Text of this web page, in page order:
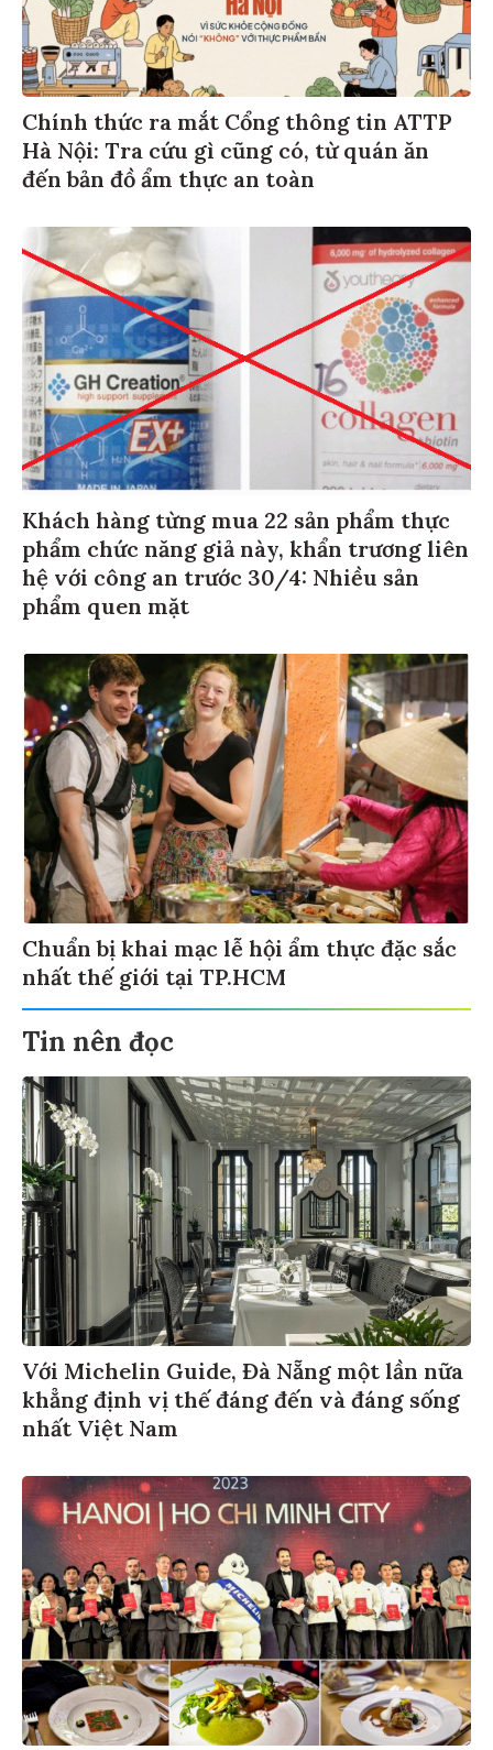
Chính thức ra mắt Cổng thông tin ATTP
Hà Nội: Tra cứu gì cũng có, từ quán ăn
đến bản đồ ẩm thực an toàn
Khách hàng từng mua 22 sản phẩm thực
phẩm chức năng giả này, khẩn trương liên
hệ với công an trước 30/4: Nhiều sản
phẩm quen mặt
Chuẩn bị khai mạc lễ hội ẩm thực đặc sắc
nhất thế giới tại TP.HCM
Tin nên đọc
Với Michelin Guide, Đà Nẵng một lần nữa
khẳng định vị thế đáng đến và đáng sống
nhất Việt Nam